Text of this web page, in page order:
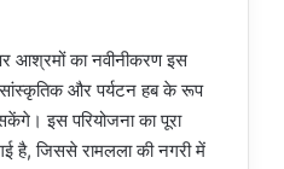
आश्रमों का नवीनीकरण इस
सांस्कृतिक और पर्यटन हब के रूप
इस परियोजना का पूरा
है, जिससे रामलला की नगरी में